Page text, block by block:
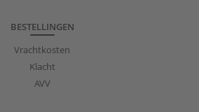
BESTELLINGEN
Vrachtkosten
Klacht
AVV